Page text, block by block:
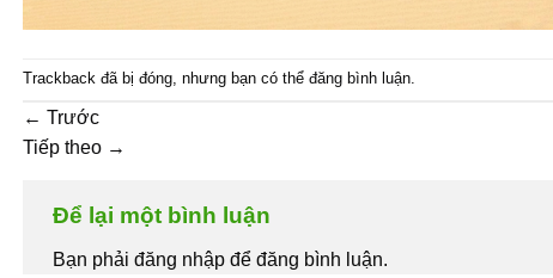
Trackback đã bị đóng, nhưng bạn có thể đăng bình luận
← Trước
Tiếp theo →
Để lại một bình luận
Bạn phải đăng nhập để đăng bình luận.